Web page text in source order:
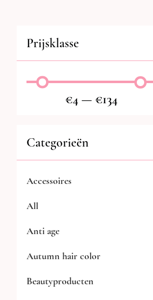
Prijsklasse
€4 — €134
Categorieën
Accessoires
All
Anti age
Autumn hair color
Beautyproducten